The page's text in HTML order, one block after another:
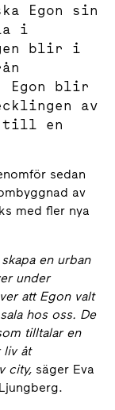
Egon sin
i
blir i
Egon blir
av
till en
sedan
av
med fler nya
en urban
under
att Egon valt
hos oss. De
tilltalar en
liv åt
city, säger Eva